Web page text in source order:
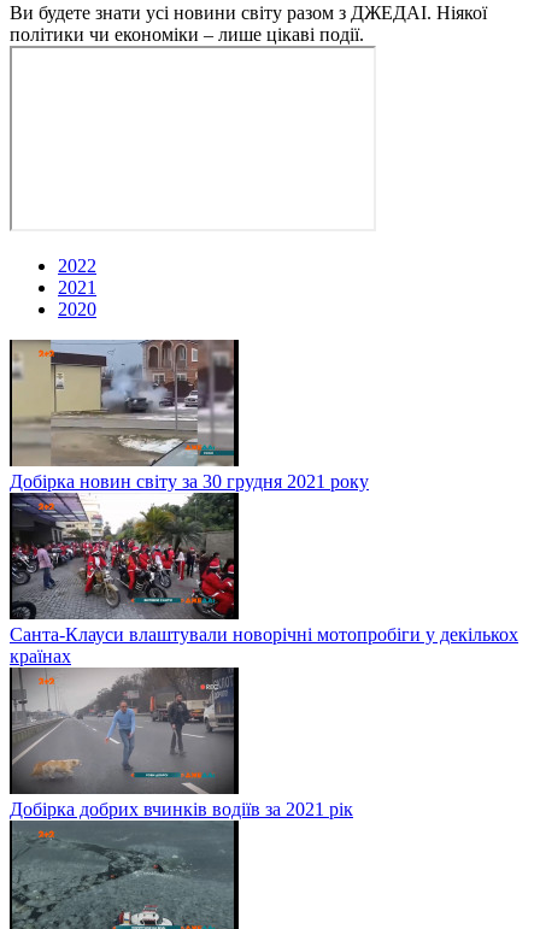
Ви будете знати усі новини світу разом з ДЖЕДАІ. Ніякої
політики чи економіки – лише цікаві події.
2022
2021
2020
Добірка новин світу за 30 грудня 2021 року
Санта-Клауси влаштували новорічні мотопробіги у декількох
країнах
Добірка добрих вчинків водіїв за 2021 рік